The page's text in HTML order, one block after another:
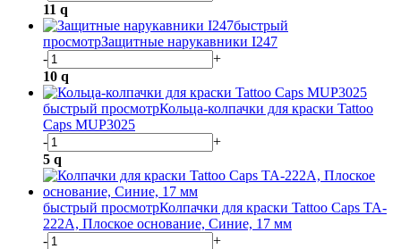
11 q
быстрый
просмотрЗащитные нарукавники I247
-
+
10 q
быстрый просмотрКольца-колпачки для краски Tattoo
Caps MUP3025
-
+
5 q
быстрый просмотрКолпачки для краски Tattoo Caps TA-
222A, Плоское основание, Синие, 17 мм
-
+